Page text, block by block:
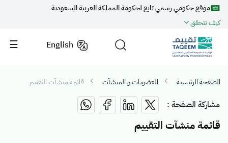
موقع حكومي رسمي تابع لحكومة المملكة العربية السعودية
كيف تتحقق
English
الصفحة الرئيسية العضويات و المنشآت قائمة منشآت التقييم
مشاركة الصفحة :
قائمة منشآت التقييم